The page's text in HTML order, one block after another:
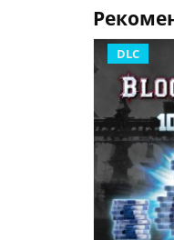
DLC